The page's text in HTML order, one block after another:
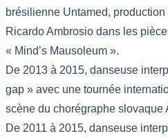
brésilienne Untamed,
Ricardo Ambrosio dans les
« Mind’s Mausoleum ».
De 2013 à 2015, danseuse
gap » avec une tournée
scène du chorégraphe slovaque
De 2011 à 2015, danseuse